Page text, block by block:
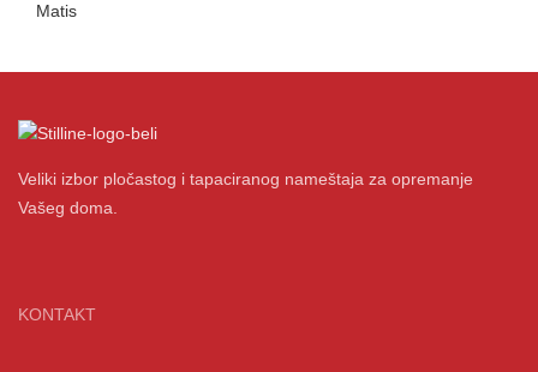
Matis
Veliki izbor pločastog i tapaciranog nameštaja za opremanje
Vašeg doma.
KONTAKT